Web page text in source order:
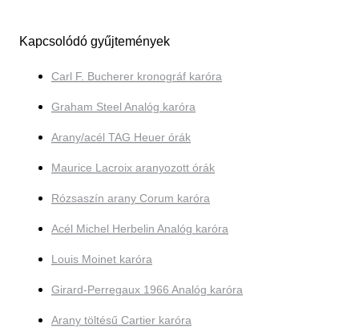
Kapcsolódó gyűjtemények
Carl F. Bucherer kronográf karóra
Graham Steel Analóg karóra
Arany/acél TAG Heuer órák
Maurice Lacroix aranyozott órák
Rózsaszín arany Corum karóra
Acél Michel Herbelin Analóg karóra
Louis Moinet karóra
Girard-Perregaux 1966 Analóg karóra
Arany töltésű Cartier karóra